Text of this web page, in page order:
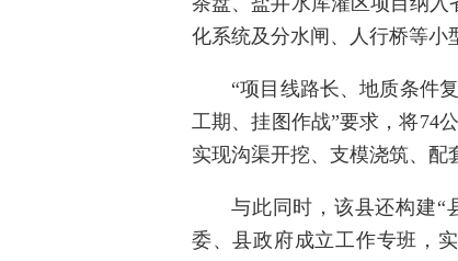
化系统及分水闸、人行桥等小
“项目线路长、地质条件
工期、挂图作战”要求，将74
实现沟渠开挖、支模浇筑、配
与此同时，该县还构建“
委、县政府成立工作专班，